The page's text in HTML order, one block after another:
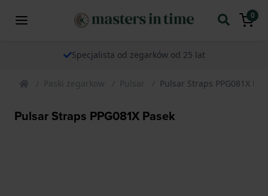
0
Specjalista od zegarków od 25 lat
Paski zegarkow Pulsar Pulsar Straps PPG081X
Pulsar Straps PPG081X Pasek